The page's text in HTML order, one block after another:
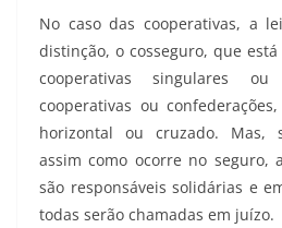
No caso das cooperativas, a
distinção, o cosseguro, que
cooperativas singulares
cooperativas ou
horizontal ou cruzado. Mas,
assim como ocorre no seguro,
são responsáveis solidárias e
todas serão chamadas em juízo.